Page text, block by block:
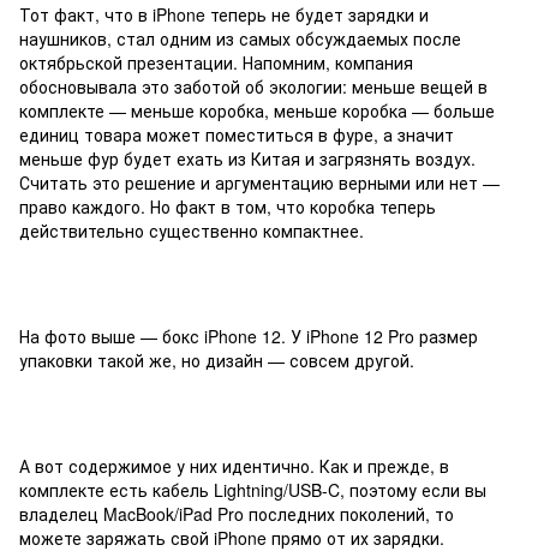
Тот факт, что в iPhone теперь не будет зарядки и
наушников, стал одним из самых обсуждаемых после
октябрьской презентации. Напомним, компания
обосновывала это заботой об экологии: меньше вещей в
комплекте — меньше коробка, меньше коробка — больше
единиц товара может поместиться в фуре, а значит
меньше фур будет ехать из Китая и загрязнять воздух.
Считать это решение и аргументацию верными или нет —
право каждого. Но факт в том, что коробка теперь
действительно существенно компактнее.
На фото выше — бокс iPhone 12. У iPhone 12 Pro размер
упаковки такой же, но дизайн — совсем другой.
А вот содержимое у них идентично. Как и прежде, в
комплекте есть кабель Lightning/USB-C, поэтому если вы
владелец MacBook/iPad Pro последних поколений, то
можете заряжать свой iPhone прямо от их зарядки.